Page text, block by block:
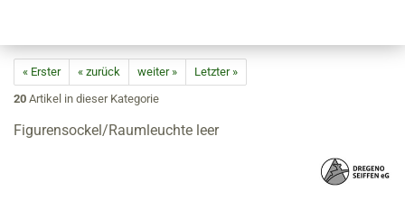
« Erster « zurück weiter »
Letzter »
20 Artikel in dieser Kategorie
Figurensockel/Raumleuchte leer